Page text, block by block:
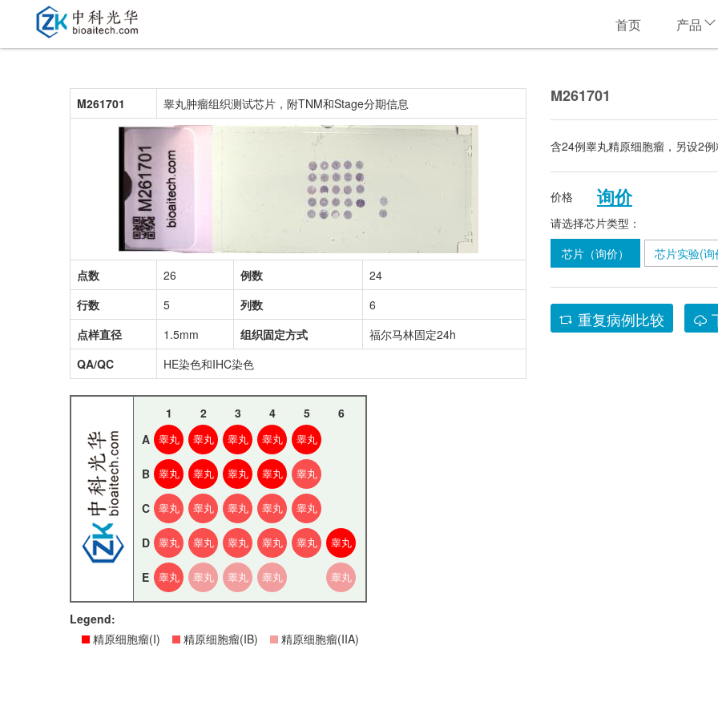
首页 产品
M261701 睾丸肿瘤组织测试芯片，附TNM和Stage分期信息
点数 26 例数
24
行数
5 列数
6
点样直径
1.5mm 组织固定方式
福尔马林固定24h
QA/QC
HE染色和IHC染色
M261701
含24例睾丸精原细胞瘤，另设2
价格 询价
请选择芯片类型：
芯片（询价）
芯片实验(询
重复病例比较
1 2 3 4 5
6
A 睾丸 睾丸 睾丸 睾丸 睾丸
B 睾丸 睾丸 睾丸 睾丸 睾丸
C 睾丸 睾丸 睾丸 睾丸 睾丸
D 睾丸 睾丸 睾丸 睾丸 睾丸 睾丸
E 睾丸 睾丸 睾丸 睾丸 睾丸
Legend:
精原细胞瘤(I)
精原细胞瘤(IB) 精原细胞瘤(IIA)